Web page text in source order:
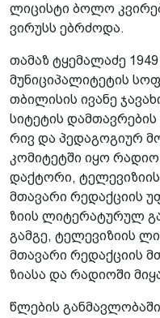
ლი­ცის­ტი ბოლო
ვირუსს ებ­რძო­და.
თა­მაზ ტყე­მა­ლა­ძე
მუ­ნი­ცი­პა­ლი­ტე­ტის
თბი­ლი­სის ივა­ნე
სი­ტე­ტის
რივ და პე­და­გო­გი­ურ
კო­მი­ტეტ­ში იყო
დაქ­ტო­რი,
მთა­ვა­რი რე­დაქ­ცი­ის
ზი­ის ლი­ტე­რა­ტუ­რულ
გამ­გე, ტე­ლე­ვი­ზი­ის
მთა­ვა­რი რე­დაქ­ცი­ის
ზი­ა­სა და რა­დი­ო­ში
წლე­ბის